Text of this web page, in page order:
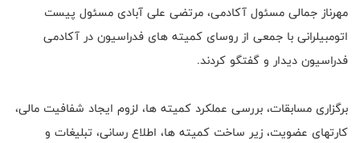
مهرناز جمالی مسئول آکادمی، مرتضی علی آبادی مسئول پیست
اتومبیلرانی با جمعی از روسای کمیته های فدراسیون در آکادمی
فدراسیون دیدار و گفتگو کردند.
برگزاری مسابقات، بررسی عملکرد کمیته ها، لزوم ایجاد شفافیت مالی،
کارتهای عضویت، زیر ساخت کمیته ها، اطلاع رسانی، تبلیغات و